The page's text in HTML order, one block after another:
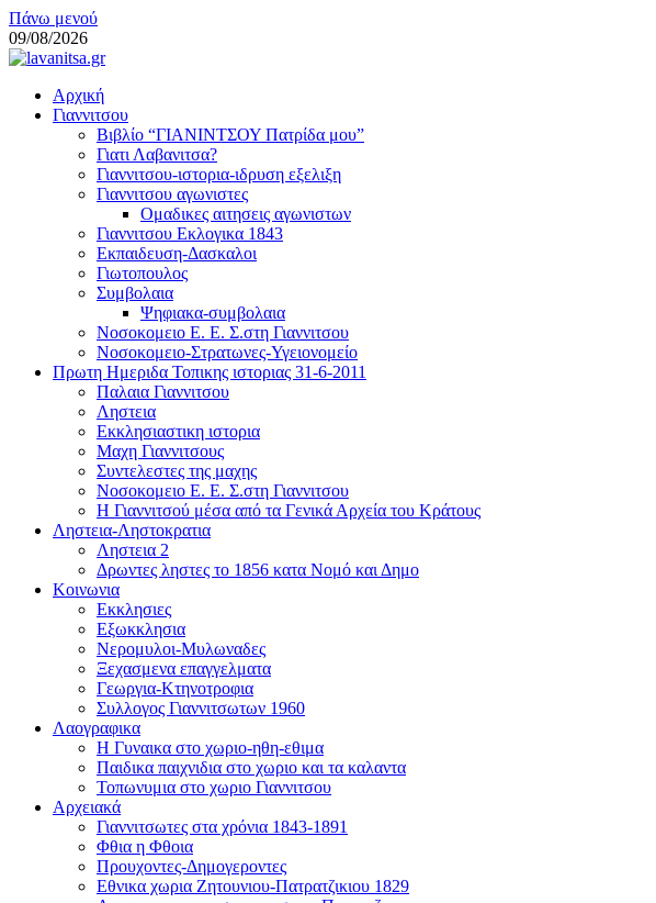
Μεταπηδήστε
στο
περιεχόμενο
Πάνω μενού
09/08/2026
lavanitsa.gr
Το λεύτερο βουνό
Αρχική
Γιαννιτσου
Βιβλίο “ΓΙΑΝΙΝΤΣΟΥ Πατρίδα μου”
Γιατι Λαβανιτσα?
Γιαννιτσου-ιστορια-ιδρυση εξελιξη
Γιαννιτσου αγωνιστες
Ομαδικες αιτησεις αγωνιστων
Γιαννιτσου Εκλογικα 1843
Εκπαιδευση-Δασκαλοι
Γιωτοπουλος
Συμβολαια
Ψηφιακα-συμβολαια
Νοσοκομειο Ε. Ε. Σ.στη Γιαννιτσου
Νοσοκομειο-Στρατωνες-Υγειονομείο
Πρωτη Ημεριδα Τοπικης ιστοριας 31-6-2011
Παλαια Γιαννιτσου
Ληστεια
Εκκλησιαστικη ιστορια
Μαχη Γιαννιτσους
Συντελεστες της μαχης
Νοσοκομειο Ε. Ε. Σ.στη Γιαννιτσου
Η Γιαννιτσού μέσα από τα Γενικά Αρχεία του Κράτους
Ληστεια-Ληστοκρατια
Ληστεια 2
Δρωντες ληστες το 1856 κατα Νομό και Δημο
Κοινωνια
Εκκλησιες
Εξωκκλησια
Νερομυλοι-Μυλωναδες
Ξεχασμενα επαγγελματα
Γεωργια-Κτηνοτροφια
Συλλογος Γιαννιτσωτων 1960
Λαογραφικα
Η Γυναικα στο χωριο-ηθη-εθιμα
Παιδικα παιχνιδια στο χωριο και τα καλαντα
Τοπωνυμια στο χωριο Γιαννιτσου
Αρχειακά
Γιαννιτσωτες στα χρόνια 1843-1891
Φθια η Φθοια
Προυχοντες-Δημογεροντες
Εθνικα χωρια Ζητουνιου-Πατρατζικιου 1829